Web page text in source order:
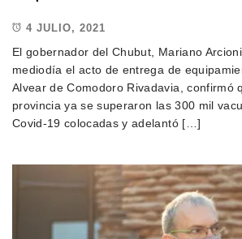
4 JULIO, 2021
El gobernador del Chubut, Mariano
mediodía el acto de entrega de
Alvear de Comodoro Rivadavia, confirmó
provincia ya se superaron las 300 mil
Covid-19 colocadas y adelantó […]